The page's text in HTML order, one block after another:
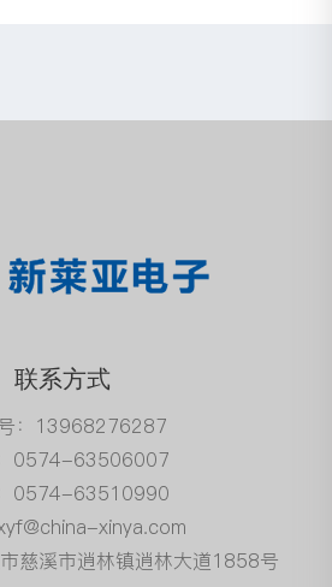
联系方式
：13968276287
0574-63506007
0574-63510990
xinya.com
慈溪市逍林镇逍林大道1858号